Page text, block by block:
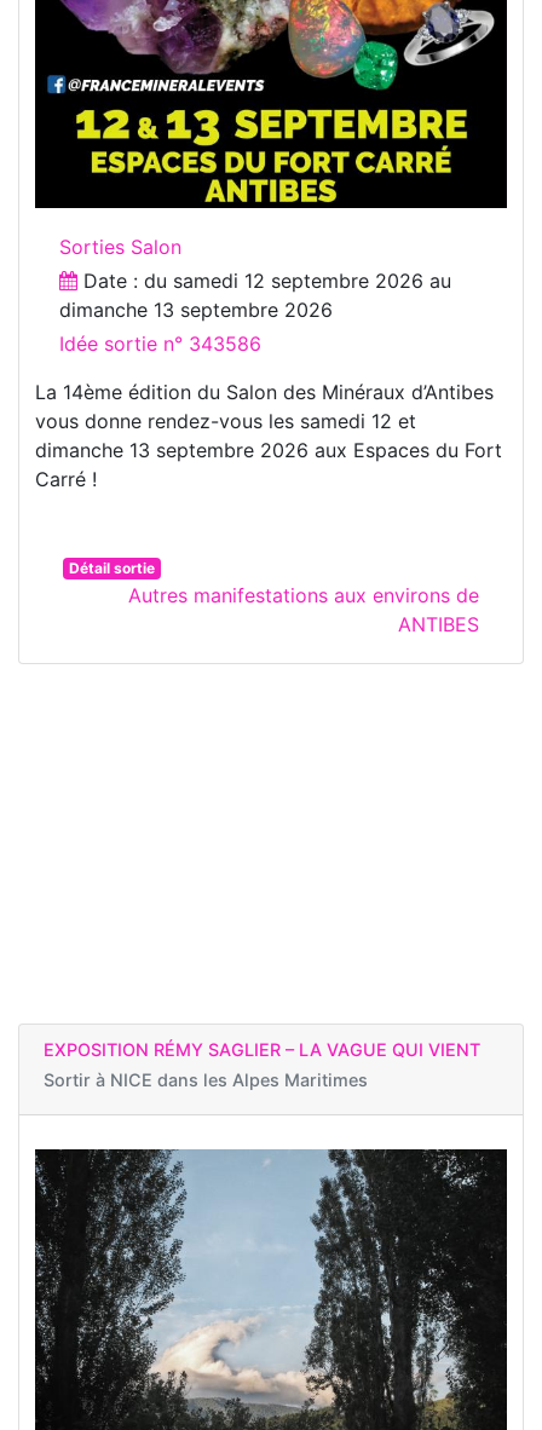
Sorties Salon
Date : du samedi 12 septembre 2026 au
dimanche 13 septembre 2026
Idée sortie n° 343586
La 14ème édition du Salon des Minéraux d’Antibes
vous donne rendez-vous les samedi 12 et
dimanche 13 septembre 2026 aux Espaces du Fort
Carré !
Détail sortie
Autres manifestations aux environs de
ANTIBES
EXPOSITION RÉMY SAGLIER – LA VAGUE QUI VIENT
Sortir à NICE dans les Alpes Maritimes